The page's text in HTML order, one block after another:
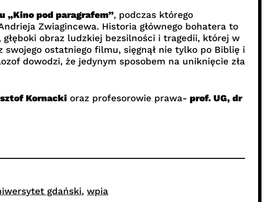
„Kino pod paragrafem”, podczas którego
Zwiagincewa. Historia głównego bohatera to
obraz ludzkiej bezsilności i tragedii, której w
ostatniego filmu, sięgnął nie tylko po Biblię i
dowodzi, że jedynym sposobem na uniknięcie zła
Kornackioraz profesorowie prawa- prof. UG, dr
gdański, wpia